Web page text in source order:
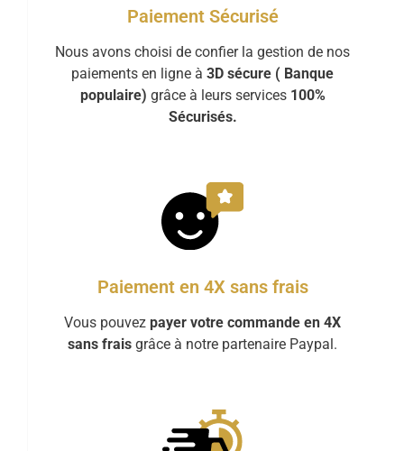
Paiement Sécurisé
Nous avons choisi de confier la gestion de nos
paiements en ligne à 3D sécure ( Banque
populaire) grâce à leurs services 100%
Sécurisés.
Paiement en 4X sans frais
Vous pouvez payer votre commande en 4X
sans frais grâce à notre partenaire Paypal.